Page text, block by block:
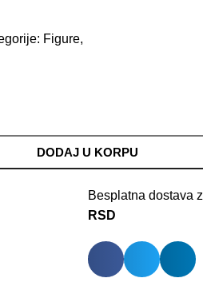
Figure,
DODAJ U KORPU
Besplatna dostava
RSD